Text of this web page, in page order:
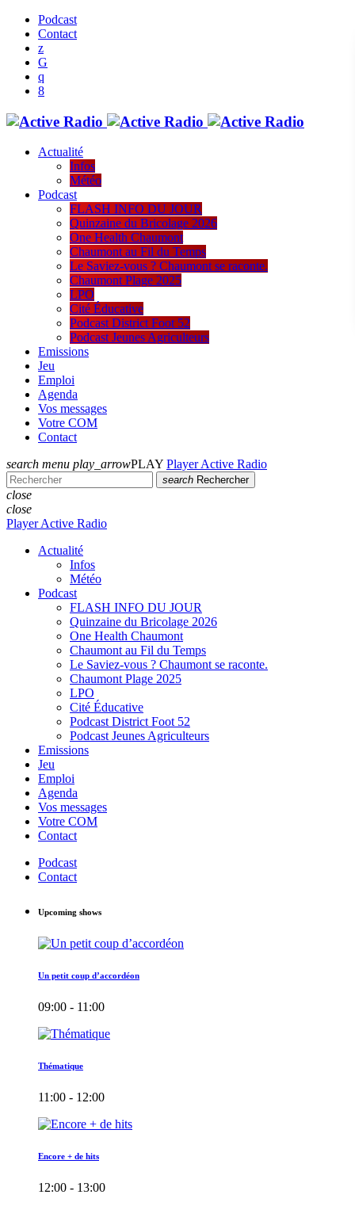
Podcast
Contact
Actualité
Infos
Météo
Podcast
FLASH INFO DU JOUR
Quinzaine du Bricolage 2026
One Health Chaumont
Chaumont au Fil du Temps
Le Saviez-vous ? Chaumont se raconte.
Chaumont Plage 2025
LPO
Cité Éducative
Podcast District Foot 52
Podcast Jeunes Agriculteurs
Emissions
Jeu
Emploi
Agenda
Vos messages
Votre COM
Contact
search menu play_arrowPLAY Player Active Radio
search Rechercher
close
close
Player Active Radio
Actualité
Infos
Météo
Podcast
FLASH INFO DU JOUR
Quinzaine du Bricolage 2026
One Health Chaumont
Chaumont au Fil du Temps
Le Saviez-vous ? Chaumont se raconte.
Chaumont Plage 2025
LPO
Cité Éducative
Podcast District Foot 52
Podcast Jeunes Agriculteurs
Emissions
Jeu
Emploi
Agenda
Vos messages
Votre COM
Contact
Podcast
Contact
Upcoming shows
Un petit coup d’accordéon
09:00 - 11:00
Thématique
11:00 - 12:00
Encore + de hits
12:00 - 13:00